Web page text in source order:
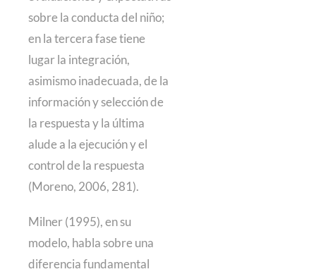
sobre la conducta del niño;
en la tercera fase tiene
lugar la integración,
asimismo inadecuada, de la
información y selección de
la respuesta y la última
alude a la ejecución y el
control de la respuesta
(Moreno, 2006, 281).
Milner (1995), en su
modelo, habla sobre una
diferencia fundamental